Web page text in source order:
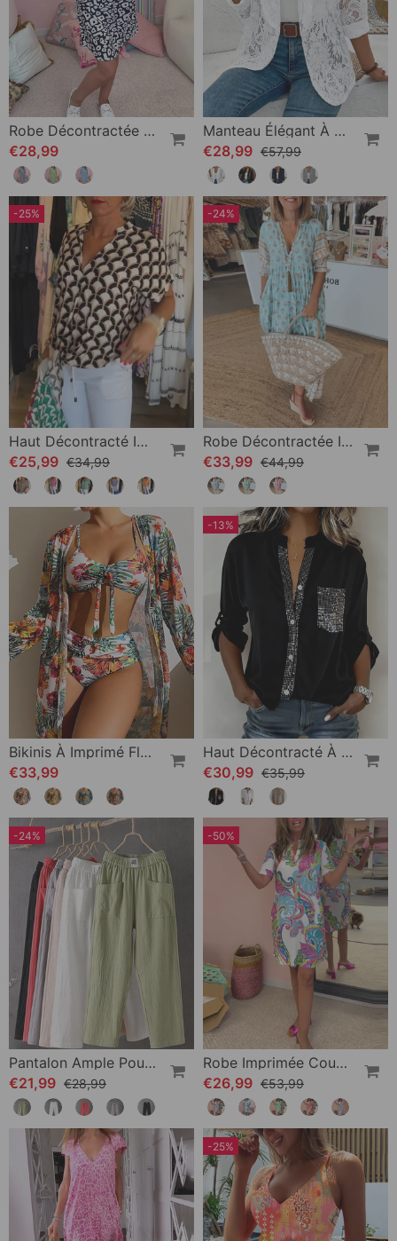
Robe Décontractée À Col En V Et Poche Imprimée
€28,99
Manteau Élégant À Revers En Dentelle Florale De Couleur Unie
€28,99 €57,99
-25%
Haut Décontracté Imprimé À Manches Courtes Et Col En V
€25,99 €34,99
-24%
Robe Décontractée Imprimée À Col En V Et Demi-Manches
€33,99 €44,99
Bikinis À Imprimé Floral Et Cache-Maillot
€33,99
-13%
Haut Décontracté À Empiècements Et Boutons À Sequins
€30,99 €35,99
-24%
Pantalon Ample Pour Femme
€21,99 €28,99
-50%
Robe Imprimée Coupe Slim
€26,99 €53,99
-25%